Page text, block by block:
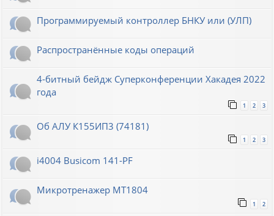
Программируемый контроллер БНКУ или (УЛП)
Распространённые коды операций
4-битный бейдж Суперконференции Хакадея 2022
года
1 2 3
Об АЛУ К155ИП3 (74181)
1 2 3
i4004 Busicom 141-PF
Микротренажер МТ1804
1 2